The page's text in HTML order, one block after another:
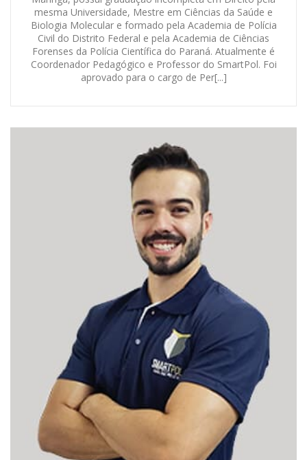
mesma Universidade, Mestre em Ciências da Saúde e
Biologia Molecular e formado pela Academia de Polícia
Civil do Distrito Federal e pela Academia de Ciências
Forenses da Polícia Científica do Paraná. Atualmente é
Coordenador Pedagógico e Professor do SmartPol. Foi
aprovado para o cargo de Per[...]